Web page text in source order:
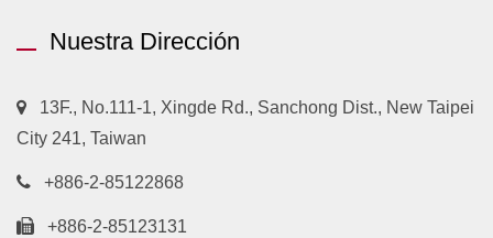
Nuestra Dirección
13F., No.111-1, Xingde Rd., Sanchong Dist., New Taipei
City 241, Taiwan
+886-2-85122868
+886-2-85123131